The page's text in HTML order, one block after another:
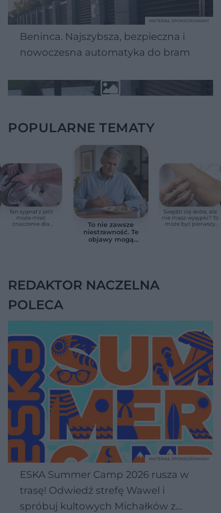
Beninca. Najszybsza, bezpieczna i
nowoczesna automatyka do bram
MATERIAŁ SPONSOROWANY
POPULARNE TEMATY
Ten sygnał z jelit
może mieć
znaczenie dla
To nie zawsze
niestrawność. Te
objawy mogą
Swędzi cię skóra, ale
nie masz wysypki? To
może być pierwszy
REDAKTOR NACZELNA
POLECA
ESKA Summer Camp 2026 rusza w
trasę! Odwiedź strefę Wawel i
spróbuj kultowych Michałków z
MATERIAŁ SPONSOROWANY